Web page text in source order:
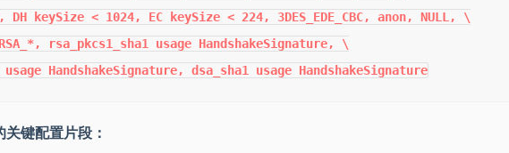
DH keySize < 1024, EC keySize < 224, 3DES_EDE_CBC, anon, NULL, \
rsa_pkcs1_sha1 usage HandshakeSignature, \
usage HandshakeSignature, dsa_sha1 usage HandshakeSignature
键配置片段：